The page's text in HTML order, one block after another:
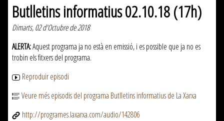
Butlletins informatius 02.10.18 (17h)
Dimarts, 02 d'Octubre de 2018
ALERTA:Aquest programa ja no està en emissió, i es possible que ja no es
trobin els fitxers del programa.
Reproduir episodi
Veure més episodis del programa Butlletins informatius de La Xarxa
http://programes.laxarxa.com/audio/142806